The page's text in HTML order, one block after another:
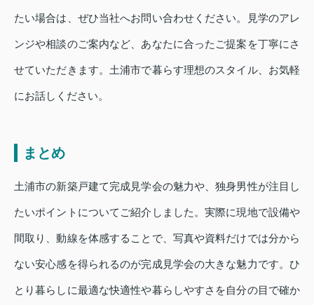
たい場合は、ぜひ当社へお問い合わせください。見学のアレ
ンジや相談のご案内など、あなたに合ったご提案を丁寧にさ
せていただきます。土浦市で暮らす理想のスタイル、お気軽
にお話しください。
まとめ
土浦市の新築戸建て完成見学会の魅力や、独身男性が注目し
たいポイントについてご紹介しました。実際に現地で設備や
間取り、動線を体感することで、写真や資料だけでは分から
ない安心感を得られるのが完成見学会の大きな魅力です。ひ
とり暮らしに最適な快適性や暮らしやすさを自分の目で確か